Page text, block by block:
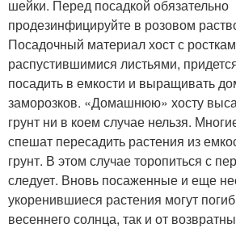
шейки. Перед посадкой обязательно
продезинфицируйте в розовом
Посадочный материал хост с
распустившимися листьями,
посадить в емкости и выращивать
заморозков. «Домашнюю» хосту
грунт ни в коем случае нельзя.
спешат пересадить растения из
грунт. В этом случае торопиться с
следует. Вновь посаженные и еще
укоренившиеся растения могут
весеннего солнца, так и от